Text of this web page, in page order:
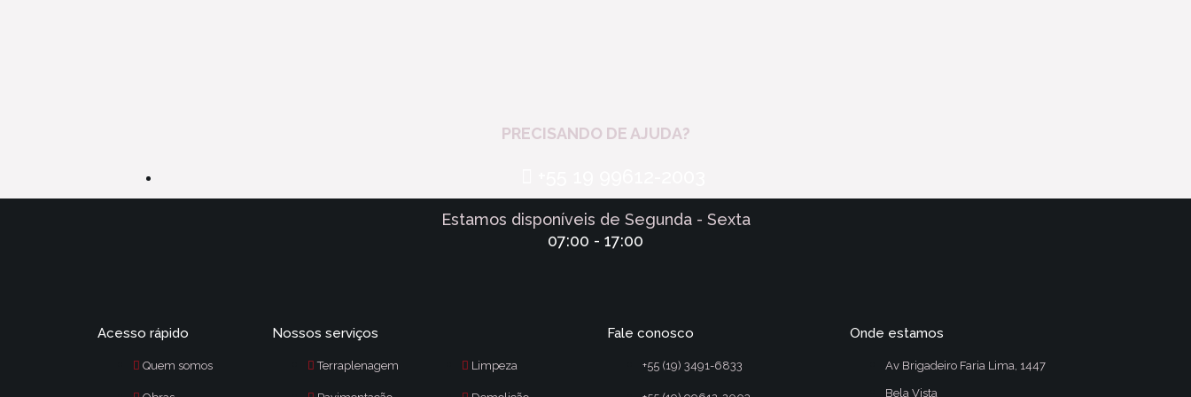
PRECISANDO DE AJUDA?
Estamos disponíveis de Segunda - Sexta
07:00 - 17:00
Acesso rápido
Quem somos
Nossos serviços
Terraplenagem Limpeza
Fale conosco
+55 (19) 3491-6833
Onde estamos
Av Brigadeiro Faria Lima, 1447
Bela Vista